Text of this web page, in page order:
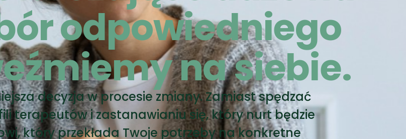
odpowiedniego
na siebie.
decyzja w procesie zmiany. Zamiast spędzać
terapeutów i zastanawianiu się, który nurt będzie
który przekłada Twoje potrzeby na konkretne